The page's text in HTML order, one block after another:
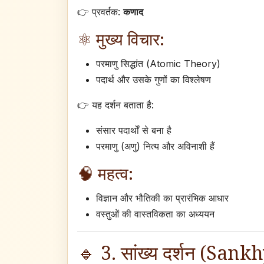
👉 प्रवर्तक:कणाद
⚛️ मुख्य विचार:
परमाणु सिद्धांत (Atomic Theory)
पदार्थ और उसके गुणों का विश्लेषण
👉 यह दर्शन बताता है:
संसार पदार्थों से बना है
परमाणु (अणु) नित्य और अविनाशी हैं
🧠 महत्व:
विज्ञान और भौतिकी का प्रारंभिक आधार
वस्तुओं की वास्तविकता का अध्ययन
🔹 3. सांख्य दर्शन